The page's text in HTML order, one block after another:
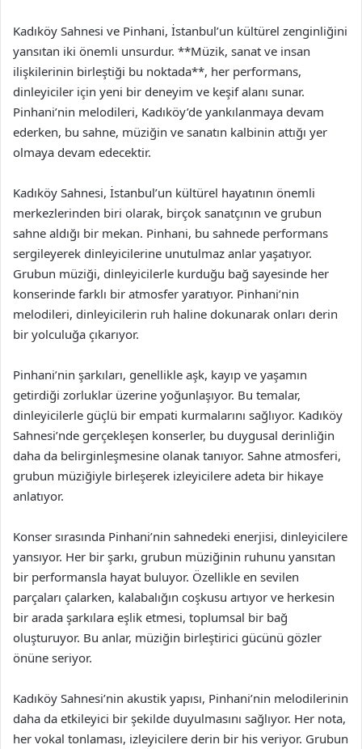
Kadıköy Sahnesi ve Pinhani, İstanbul’un kültürel zenginliğini
yansıtan iki önemli unsurdur. **Müzik, sanat ve insan
ilişkilerinin birleştiği bu noktada**, her performans,
dinleyiciler için yeni bir deneyim ve keşif alanı sunar.
Pinhani’nin melodileri, Kadıköy’de yankılanmaya devam
ederken, bu sahne, müziğin ve sanatın kalbinin attığı yer
olmaya devam edecektir.
Kadıköy Sahnesi, İstanbul’un kültürel hayatının önemli
merkezlerinden biri olarak, birçok sanatçının ve grubun
sahne aldığı bir mekan. Pinhani, bu sahnede performans
sergileyerek dinleyicilerine unutulmaz anlar yaşatıyor.
Grubun müziği, dinleyicilerle kurduğu bağ sayesinde her
konserinde farklı bir atmosfer yaratıyor. Pinhani’nin
melodileri, dinleyicilerin ruh haline dokunarak onları derin
bir yolculuğa çıkarıyor.
Pinhani’nin şarkıları, genellikle aşk, kayıp ve yaşamın
getirdiği zorluklar üzerine yoğunlaşıyor. Bu temalar,
dinleyicilerle güçlü bir empati kurmalarını sağlıyor. Kadıköy
Sahnesi’nde gerçekleşen konserler, bu duygusal derinliğin
daha da belirginleşmesine olanak tanıyor. Sahne atmosferi,
grubun müziğiyle birleşerek izleyicilere adeta bir hikaye
anlatıyor.
Konser sırasında Pinhani’nin sahnedeki enerjisi, dinleyicilere
yansıyor. Her bir şarkı, grubun müziğinin ruhunu yansıtan
bir performansla hayat buluyor. Özellikle en sevilen
parçaları çalarken, kalabalığın coşkusu artıyor ve herkesin
bir arada şarkılara eşlik etmesi, toplumsal bir bağ
oluşturuyor. Bu anlar, müziğin birleştirici gücünü gözler
önüne seriyor.
Kadıköy Sahnesi’nin akustik yapısı, Pinhani’nin melodilerinin
daha da etkileyici bir şekilde duyulmasını sağlıyor. Her nota,
her vokal tonlaması, izleyicilere derin bir his veriyor. Grubun